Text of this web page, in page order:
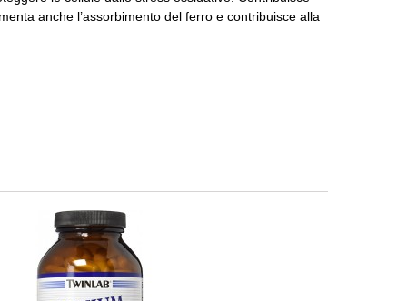
anche l’assorbimento del ferro e contribuisce alla